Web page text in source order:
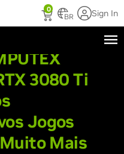
0
BR Sign In
3080 Ti
Jogos
Mais